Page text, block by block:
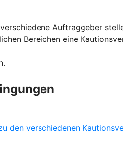
Auftraggeber
Bereichen eine
den verschiedenen